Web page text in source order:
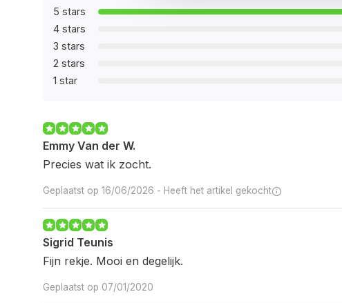
5 stars
4 stars
3 stars
2 stars
1 star
Emmy Van der W.
Precies wat ik zocht.
Geplaatst op 16/06/2026 - Heeft het artikel gekocht
Sigrid Teunis
Fijn rekje. Mooi en degelijk.
Geplaatst op 07/01/2020